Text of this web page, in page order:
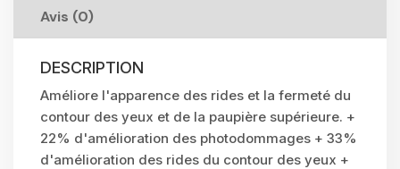
Avis (0)
DESCRIPTION
Améliore l'apparence des rides et la fermeté du
contour des yeux et de la paupière supérieure. +
22% d'amélioration des photodommages + 33%
d'amélioration des rides du contour des yeux +